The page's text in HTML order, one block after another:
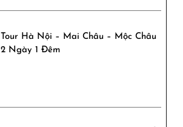
Tour Hà Nội – Mai Châu – Mộc Châu
2 Ngày 1 Đêm